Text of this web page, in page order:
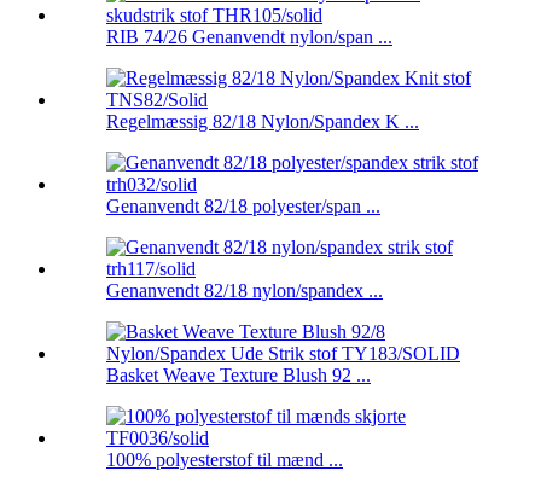
RIB 74/26 Genanvendt nylon/span ...
Regelmæssig 82/18 Nylon/Spandex K ...
Genanvendt 82/18 polyester/span ...
Genanvendt 82/18 nylon/spandex ...
Basket Weave Texture Blush 92 ...
100% polyesterstof til mænd ...